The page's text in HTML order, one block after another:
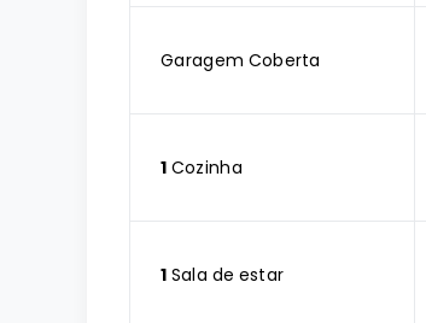
Garagem Coberta
1 Cozinha
1 Sala de estar